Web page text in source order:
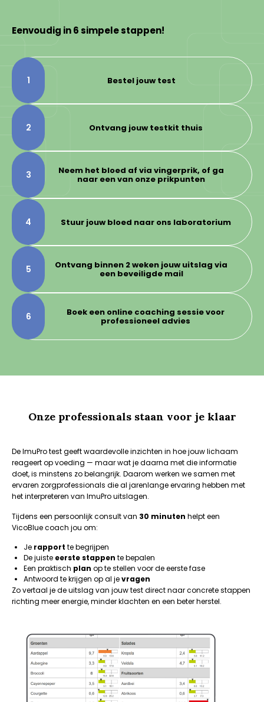
Eenvoudig in 6 simpele stappen!
Bestel jouw test
1
Ontvang jouw testkit thuis
2
Neem het bloed af via vingerprik, of ga
naar een van onze prikpunten
3
Stuur jouw bloed naar ons laboratorium
4
Ontvang binnen 2 weken jouw uitslag via
een beveiligde mail
5
Boek een online coaching sessie voor
professioneel advies
6
Onze professionals staan voor je klaar
De ImuPro test geeft waardevolle inzichten in hoe jouw lichaam
reageert op voeding — maar wat je daarna met die informatie
doet, is minstens zo belangrijk. Daarom werken we samen met
ervaren zorgprofessionals die al jarenlange ervaring hebben met
het interpreteren van ImuPro uitslagen.
Tijdens een persoonlijk consult van 30 minuten helpt een
VicoBlue coach jou om:
Je rapport te begrijpen
De juiste eerste stappen te bepalen
Een praktisch plan op te stellen voor de eerste fase
Antwoord te krijgen op al jevragen
Zo vertaal je de uitslag van jouw test direct naar concrete stappen
richting meer energie, minder klachten en een beter herstel.